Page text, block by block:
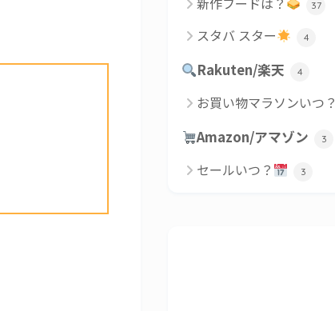
37
スタバ スター 4
Rakuten/楽天 4
お買い物マラソンいつ？
Amazon/アマゾン 3
セールいつ？ 3